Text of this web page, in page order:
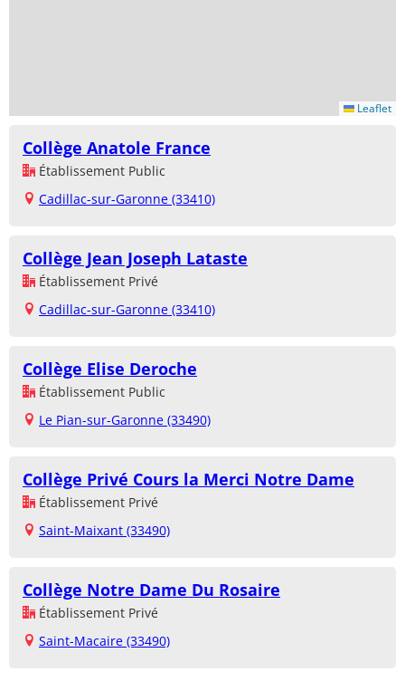
Leaflet
Collège Anatole France
Établissement Public
Cadillac-sur-Garonne (33410)
Collège Jean Joseph Lataste
Établissement Privé
Cadillac-sur-Garonne (33410)
Collège Elise Deroche
Établissement Public
Le Pian-sur-Garonne (33490)
Collège Privé Cours la Merci Notre Dame
Établissement Privé
Saint-Maixant (33490)
Collège Notre Dame Du Rosaire
Établissement Privé
Saint-Macaire (33490)